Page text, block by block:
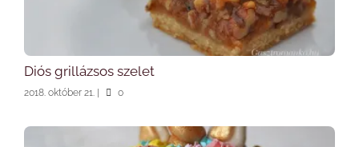
Diós grillázsos szelet
2018. október 21. | 0